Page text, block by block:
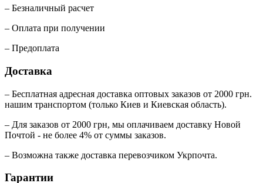
– Безналичный расчет
– Оплата при получении
– Предоплата
Доставка
– Бесплатная адресная доставка оптовых заказов от 2000 грн.
нашим транспортом (только Киев и Киевская область).
– Для заказов от 2000 грн, мы оплачиваем доставку Новой
Почтой - не более 4% от суммы заказов.
– Возможна также доставка перевозчиком Укрпочта.
Гарантии